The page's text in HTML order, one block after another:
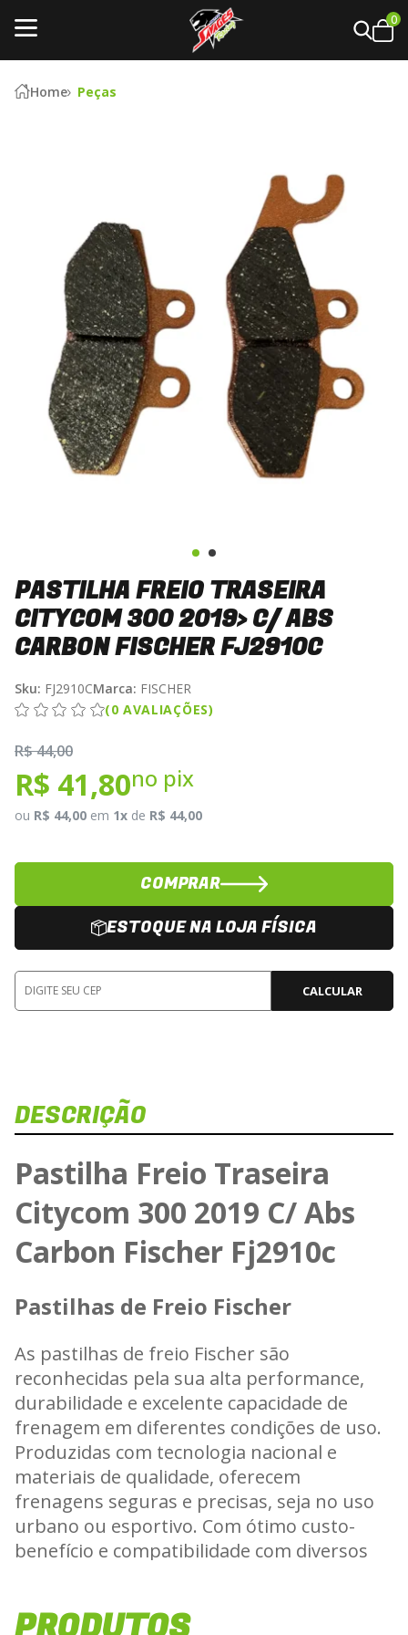
0
Home Peças
PASTILHA FREIO TRASEIRA
CITYCOM 300 2019> C/ ABS
CARBON FISCHER FJ2910C
Sku: FJ2910CMarca: FISCHER
(0 AVALIAÇÕES)
R$ 44,00
R$ 41,80no pix
ou R$ 44,00 em 1x de R$ 44,00
COMPRAR
ESTOQUE NA LOJA FÍSICA
CALCULAR
DESCRIÇÃO
Pastilha Freio Traseira
Citycom 300 2019 C/ Abs
Carbon Fischer Fj2910c
Pastilhas de Freio Fischer
As pastilhas de freio Fischer são
reconhecidas pela sua alta performance,
durabilidade e excelente capacidade de
frenagem em diferentes condições de uso.
Produzidas com tecnologia nacional e
materiais de qualidade, oferecem
frenagens seguras e precisas, seja no uso
urbano ou esportivo. Com ótimo custo-
benefício e compatibilidade com diversos
todo motociclista procura.